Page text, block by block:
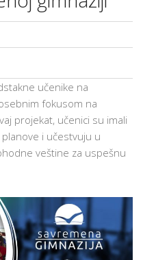
učenike na
fokusom na
projekat, učenici su imali
i učestvuju u
veštine za uspešnu